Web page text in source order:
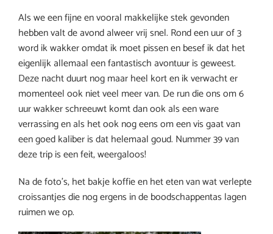
Als we een fijne en vooral makkelijke stek gevonden
hebben valt de avond alweer vrij snel. Rond een uur of 3
word ik wakker omdat ik moet pissen en besef ik dat het
eigenlijk allemaal een fantastisch avontuur is geweest.
Deze nacht duurt nog maar heel kort en ik verwacht er
momenteel ook niet veel meer van. De run die ons om 6
uur wakker schreeuwt komt dan ook als een ware
verrassing en als het ook nog eens om een vis gaat van
een goed kaliber is dat helemaal goud. Nummer 39 van
deze trip is een feit, weergaloos!
Na de foto’s, het bakje koffie en het eten van wat verlepte
croissantjes die nog ergens in de boodschappentas lagen
ruimen we op.